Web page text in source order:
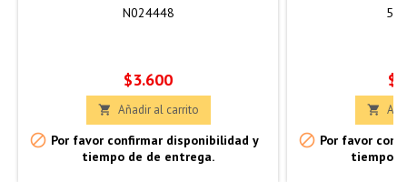
N024448
Precio
$3.600
 Añadir al carrito
 Por favor confirmar disponibilidad y
tiempo de de entrega.

 Por favor
tiempo